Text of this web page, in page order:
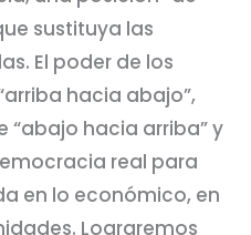
sustituya las
El poder de los
hacia abajo”,
“abajo hacia arriba” y
real para
en lo económico, en
Lograremos